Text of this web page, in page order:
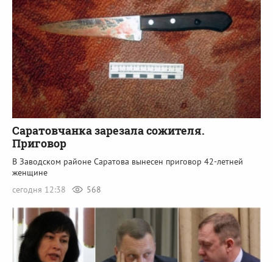
Саратовчанка зарезала сожителя.
Приговор
В Заводском районе Саратова вынесен приговор 42-летней
женщине
сегодня 12:38
568